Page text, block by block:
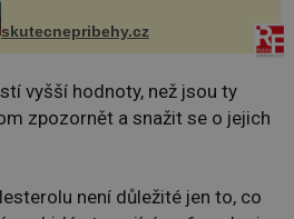
chaloupku, takový domek na severu
Čech, kde jsme si naplánova...
skutecnepribehy.cz
vyšší hodnoty, než jsou ty
zpozornět a snažit se o jejich
není důležité jen to, co